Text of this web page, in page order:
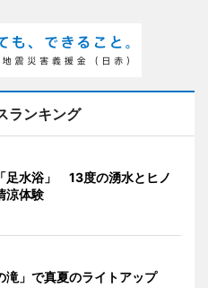
ランキング
足水浴」 13度の湧水とヒノ
涼体験
滝」で真夏のライトアップ